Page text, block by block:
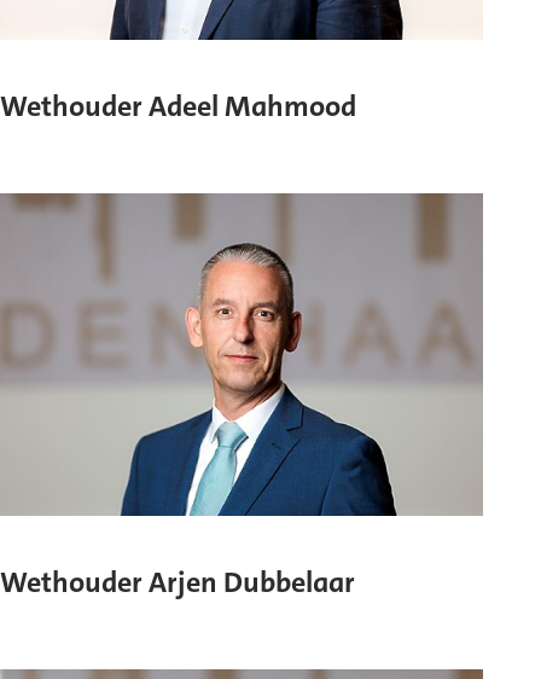
Wethouder Adeel Mahmood
Wethouder Arjen Dubbelaar